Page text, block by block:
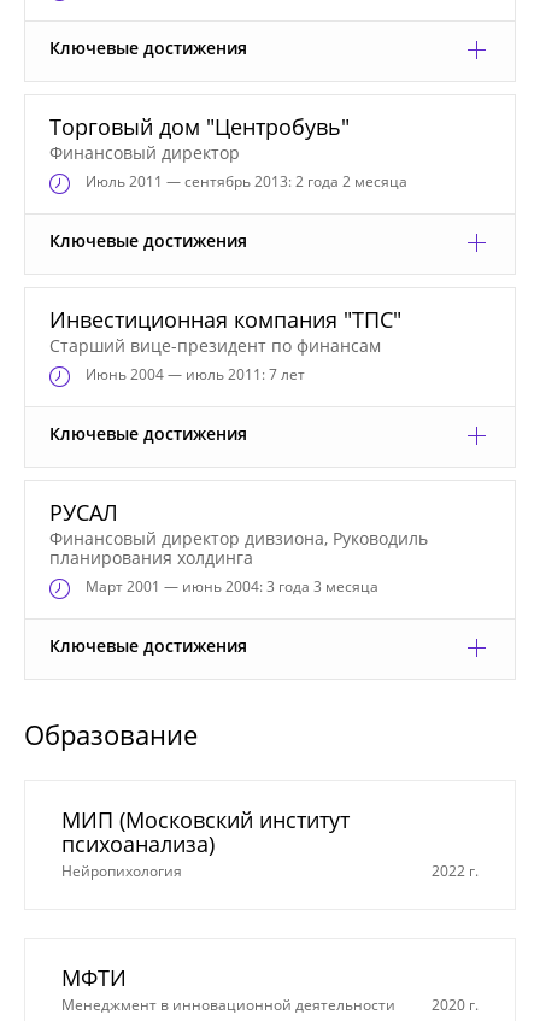
Ключевые достижения
Торговый дом "Центробувь"
Финансовый директор
Июль2011 — сентябрь 2013: 2 года 2 месяца
Ключевые достижения
Инвестиционная компания "ТПС"
Старший вице-президент по финансам
Июнь2004 — июль 2011: 7 лет
Ключевые достижения
РУСАЛ
Финансовый директор дивзиона, Руководиль
планирования холдинга
Март2001 — июнь 2004: 3 года 3 месяца
Ключевые достижения
Образование
МИП (Московский институт
психоанализа)
Нейропихология 2022 г.
МФТИ
Менеджмент в инновационной деятельности 2020 г.